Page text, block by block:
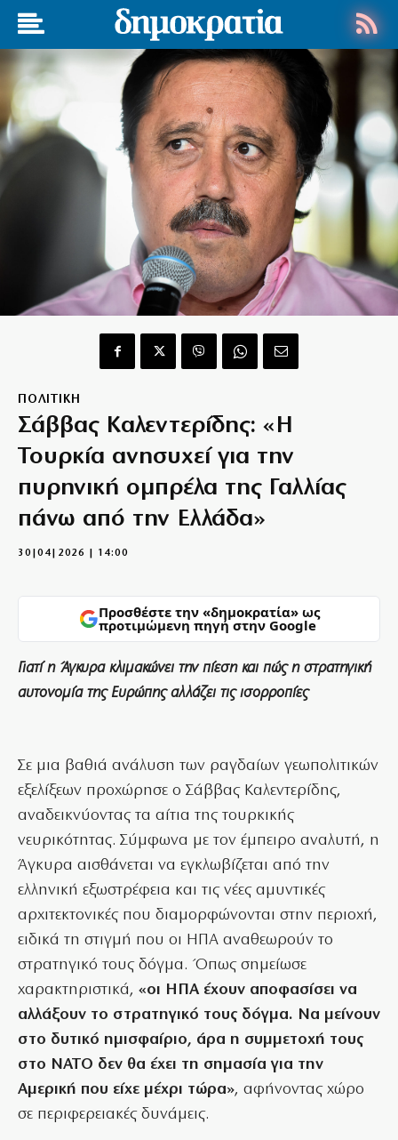
ΠΟΛΙΤΙΚΗ
Σάββας Καλεντερίδης: «Η
Τουρκία ανησυχεί για την
πυρηνική ομπρέλα της Γαλλίας
πάνω από την Ελλάδα»
30|04|2026 | 14:00
Προσθέστε την «δημοκρατία» ως
προτιμώμενη πηγή στην Google
Γιατί η Άγκυρα κλιμακώνει την πίεση και πώς η στρατηγική
αυτονομία της Ευρώπης αλλάζει τις ισορροπίες
Σε μια βαθιά ανάλυση των ραγδαίων γεωπολιτικών
εξελίξεων προχώρησε ο Σάββας Καλεντερίδης,
αναδεικνύοντας τα αίτια της τουρκικής
νευρικότητας. Σύμφωνα με τον έμπειρο αναλυτή, η
Άγκυρα αισθάνεται να εγκλωβίζεται από την
ελληνική εξωστρέφεια και τις νέες αμυντικές
αρχιτεκτονικές που διαμορφώνονται στην περιοχή,
ειδικά τη στιγμή που οι ΗΠΑ αναθεωρούν το
στρατηγικό τους δόγμα. Όπως σημείωσε
χαρακτηριστικά, «οι ΗΠΑ έχουν αποφασίσει να
αλλάξουν το στρατηγικό τους δόγμα. Να μείνουν
στο δυτικό ημισφαίριο, άρα η συμμετοχή τους
στο ΝΑΤΟ δεν θα έχει τη σημασία για την
Αμερική που είχε μέχρι τώρα», αφήνοντας χώρο
σε περιφερειακές δυνάμεις.